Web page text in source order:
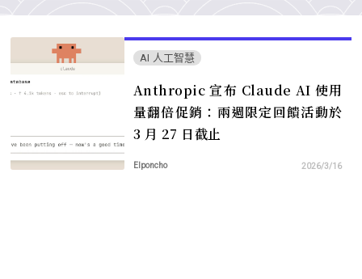
AI 人工智慧
Anthropic 宣布 Claude AI 使用
量翻倍促銷：兩週限定回饋活動於
3 月 27 日截止
Elponcho 2026/3/16